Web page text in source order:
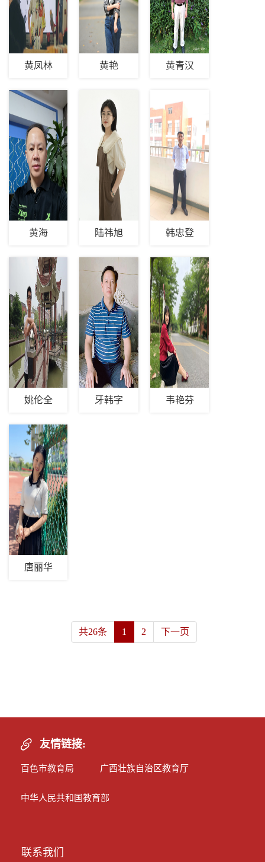
黄凤林 黄艳 黄青汉
黄海 陆祎旭 韩忠登
姚伦全 牙韩字 韦艳芬
唐丽华
共26条 1 2 下一页
友情链接:
百色市教育局 广西壮族自治区教育厅
中华人民共和国教育部
联系我们